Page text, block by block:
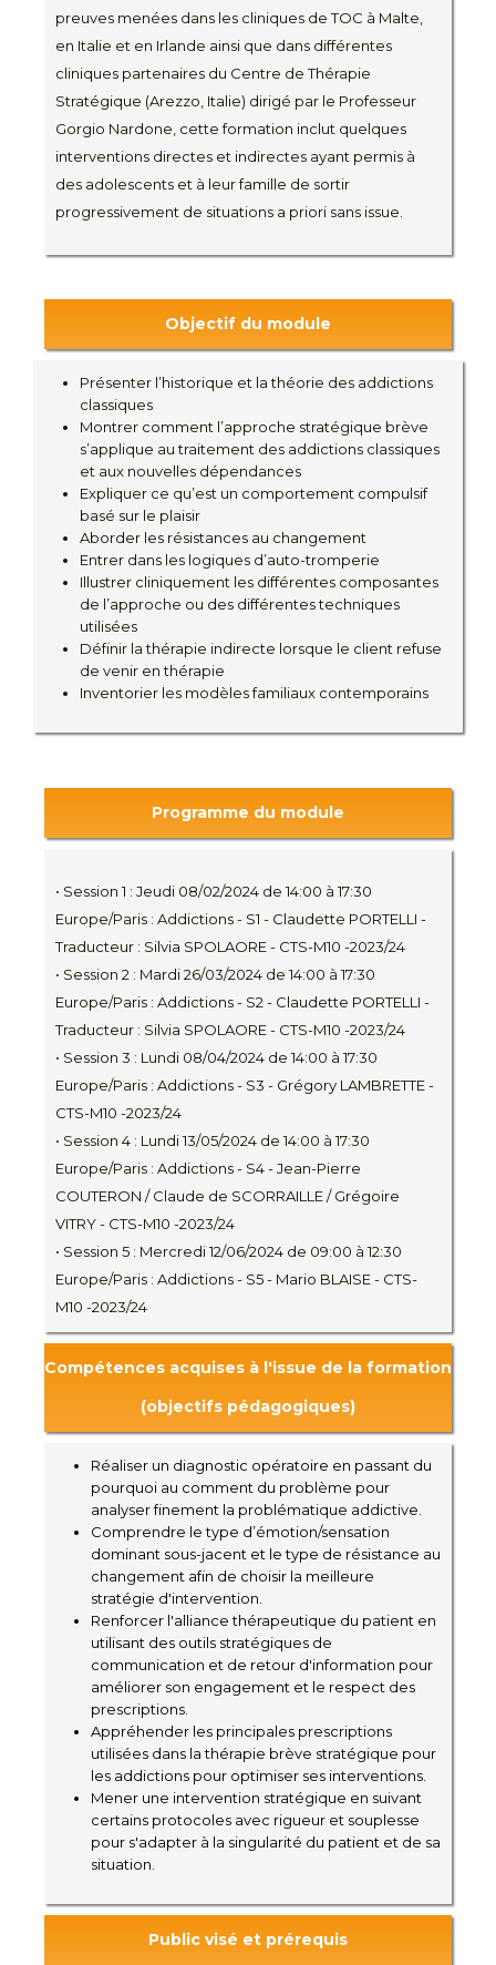
preuves menées dans les cliniques de TOC à Malte,
en Italie et en Irlande ainsi que dans différentes
cliniques partenaires du Centre de Thérapie
Stratégique (Arezzo, Italie) dirigé par le Professeur
Gorgio Nardone, cette formation inclut quelques
interventions directes et indirectes ayant permis à
des adolescents et à leur famille de sortir
progressivement de situations a priori sans issue.
Objectif du module
Présenter l’historique et la théorie des addictions
classiques
Montrer comment l’approche stratégique brève
s’applique au traitement des addictions classiques
et aux nouvelles dépendances
Expliquer ce qu’est un comportement compulsif
basé sur le plaisir
Aborder les résistances au changement
Entrer dans les logiques d’auto-tromperie
Illustrer cliniquement les différentes composantes
de l’approche ou des différentes techniques
utilisées
Définir la thérapie indirecte lorsque le client refuse
de venir en thérapie
Inventorier les modèles familiaux contemporains
Programme du module
• Session 1 : Jeudi 08/02/2024 de 14:00 à 17:30
Europe/Paris : Addictions - S1 - Claudette PORTELLI -
Traducteur : Silvia SPOLAORE - CTS-M10 -2023/24
• Session 2 : Mardi 26/03/2024 de 14:00 à 17:30
Europe/Paris : Addictions - S2 - Claudette PORTELLI -
Traducteur : Silvia SPOLAORE - CTS-M10 -2023/24
• Session 3 : Lundi 08/04/2024 de 14:00 à 17:30
Europe/Paris : Addictions - S3 - Grégory LAMBRETTE -
CTS-M10 -2023/24
• Session 4 : Lundi 13/05/2024 de 14:00 à 17:30
Europe/Paris : Addictions - S4 - Jean-Pierre
COUTERON / Claude de SCORRAILLE / Grégoire
VITRY - CTS-M10 -2023/24
• Session 5 : Mercredi 12/06/2024 de 09:00 à 12:30
Europe/Paris : Addictions - S5 - Mario BLAISE - CTS-
M10 -2023/24
Compétences acquises à l'issue de la formation
(objectifs pédagogiques)
Réaliser un diagnostic opératoire en passant du
pourquoi au comment du problème pour
analyser finement la problématique addictive.
Comprendre le type d’émotion/sensation
dominant sous-jacent et le type de résistance au
changement afin de choisir la meilleure
stratégie d'intervention.
Renforcer l'alliance thérapeutique du patient en
utilisant des outils stratégiques de
communication et de retour d'information pour
améliorer son engagement et le respect des
prescriptions.
Appréhender les principales prescriptions
utilisées dans la thérapie brève stratégique pour
les addictions pour optimiser ses interventions.
Mener une intervention stratégique en suivant
certains protocoles avec rigueur et souplesse
pour s'adapter à la singularité du patient et de sa
situation.
Public visé et prérequis